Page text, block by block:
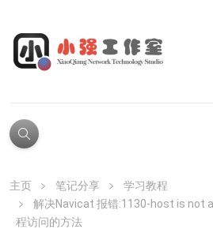
主页 笔记分享
学习教程
解决Navicat 报错:1130-host is not
程访问的方法